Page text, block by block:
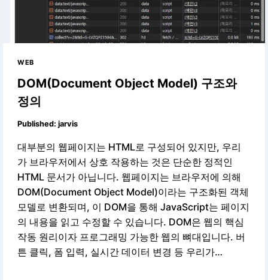
WEB
DOM(Document Object Model) 구조와
정의
Published: jarvis
대부분의 웹페이지는 HTML로 구성되어 있지만, 우리
가 브라우저에서 상호 작용하는 것은 단순한 정적인
HTML 문서가 아닙니다. 웹페이지는 브라우저에 의해
DOM(Document Object Model)이라는 구조화된 객체
모델로 변환되며, 이 DOM을 통해 JavaScript는 페이지
의 내용을 읽고 수정할 수 있습니다. DOM은 웹의 핵심
작동 원리이자 프로그래밍 가능한 웹의 뼈대입니다. 버
튼 클릭, 폼 입력, 실시간 데이터 변경 등 우리가…